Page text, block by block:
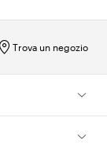
Trova un negozio